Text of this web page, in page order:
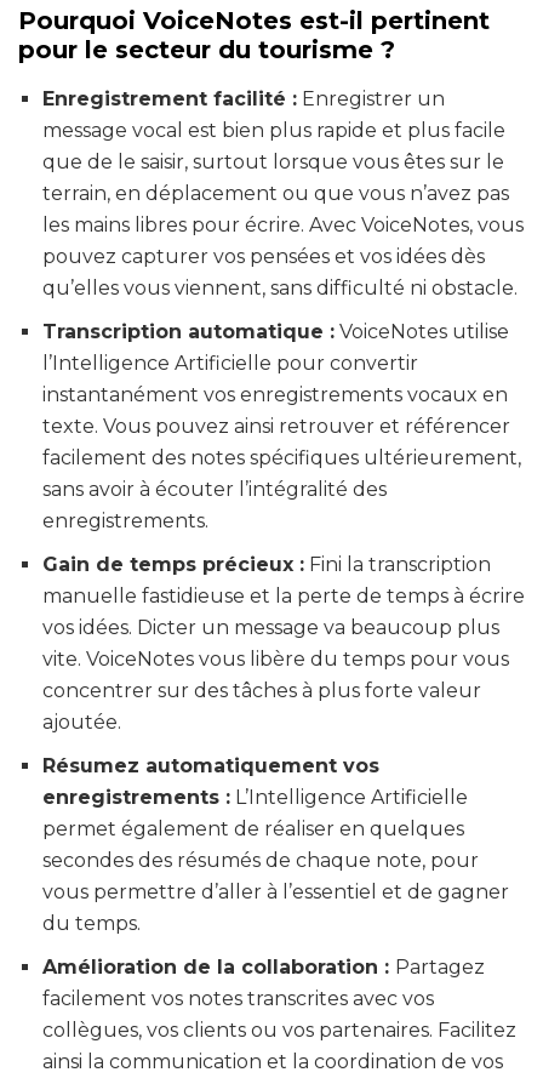
Pourquoi VoiceNotes est-il pertinent
pour le secteur du tourisme ?
Enregistrement facilité : Enregistrer un
message vocal est bien plus rapide et plus facile
que de le saisir, surtout lorsque vous êtes sur le
terrain, en déplacement ou que vous n’avez pas
les mains libres pour écrire. Avec VoiceNotes, vous
pouvez capturer vos pensées et vos idées dès
qu’elles vous viennent, sans difficulté ni obstacle.
Transcription automatique : VoiceNotes utilise
l’Intelligence Artificielle pour convertir
instantanément vos enregistrements vocaux en
texte. Vous pouvez ainsi retrouver et référencer
facilement des notes spécifiques ultérieurement,
sans avoir à écouter l’intégralité des
enregistrements.
Gain de temps précieux : Fini la transcription
manuelle fastidieuse et la perte de temps à écrire
vos idées. Dicter un message va beaucoup plus
vite. VoiceNotes vous libère du temps pour vous
concentrer sur des tâches à plus forte valeur
ajoutée.
Résumez automatiquement vos
enregistrements : L’Intelligence Artificielle
permet également de réaliser en quelques
secondes des résumés de chaque note, pour
vous permettre d’aller à l’essentiel et de gagner
du temps.
Amélioration de la collaboration : Partagez
facilement vos notes transcrites avec vos
collègues, vos clients ou vos partenaires. Facilitez
ainsi la communication et la coordination de vos